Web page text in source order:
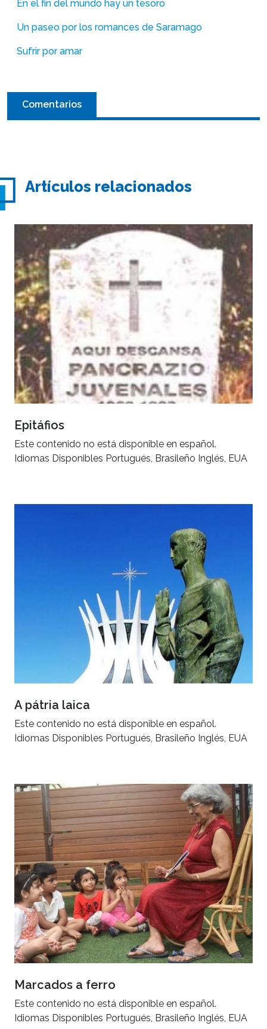
En el fin del mundo hay un tesoro
Un paseo por los romances de Saramago
Sufrir por amar
Comentarios
Artículos relacionados
Epitáfios
Este contenido no está disponible en español.
Idiomas Disponibles Portugués, Brasileño Inglés, EUA
A pátria laica
Este contenido no está disponible en español.
Idiomas Disponibles Portugués, Brasileño Inglés, EUA
Marcados a ferro
Este contenido no está disponible en español.
Idiomas Disponibles Portugués, Brasileño Inglés, EUA